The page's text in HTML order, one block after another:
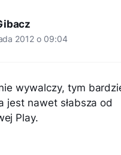
2012 o 09:04
wywalczy, tym
jest nawet słabsza od
Play.